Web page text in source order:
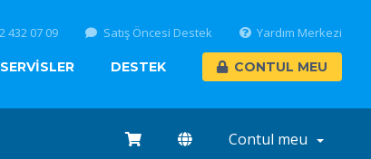
SERVİSLER DESTEK CONTUL MEU
432 07 09 Satış Öncesi Destek Yardım Merkezi
Contul meu